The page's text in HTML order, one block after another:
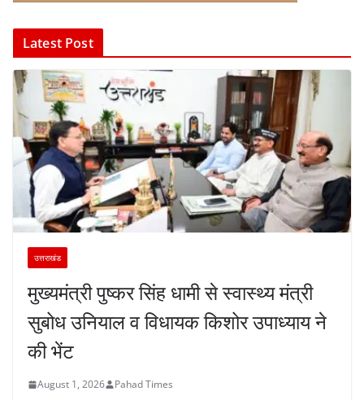
Latest Post
उत्तराखंड
मुख्यमंत्री पुष्कर सिंह धामी से स्वास्थ्य मंत्री
सुबोध उनियाल व विधायक किशोर उपाध्याय ने
की भेंट
August 1, 2026 Pahad Times